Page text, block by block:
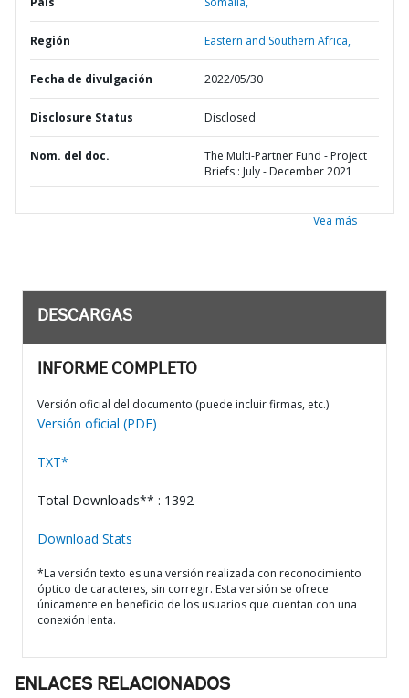
Región Eastern and Southern Africa,
Fecha de divulgación 2022/05/30
Disclosure Status Disclosed
Nom. del doc.
The Multi-Partner Fund - Project
Briefs : July - December 2021
Vea más
DESCARGAS
INFORME COMPLETO
Versión oficial del documento (puede incluir firmas, etc.)
Versión oficial (PDF)
TXT*
Total Downloads** : 1392
Download Stats
*La versión texto es una versión realizada con reconocimiento
óptico de caracteres, sin corregir. Esta versión se ofrece
únicamente en beneficio de los usuarios que cuentan con una
conexión lenta.
ENLACES RELACIONADOS